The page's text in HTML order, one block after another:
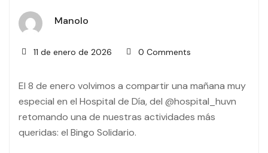
Manolo
11 de enero de 2026 0 Comments
El 8 de enero volvimos a compartir una mañana muy
especial en el Hospital de Día, del @hospital_huvn
retomando una de nuestras actividades más
queridas: el Bingo Solidario.